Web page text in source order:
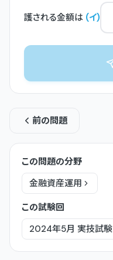
護される金額は (イ)
前の問題
この問題の分野
金融資産運用
この試験回
2024年5月 実技試験